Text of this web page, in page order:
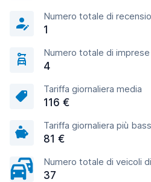
Numero totale di
1
Numero totale di
4
Tariffa giornaliera media
116 €
Tariffa giornaliera più
81 €
Numero totale di veicoli
37